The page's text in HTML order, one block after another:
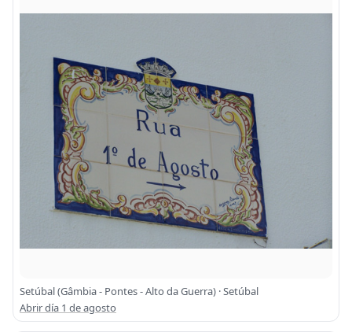
Setúbal (Gâmbia - Pontes - Alto da Guerra) · Setúbal
Abrir día 1 de agosto